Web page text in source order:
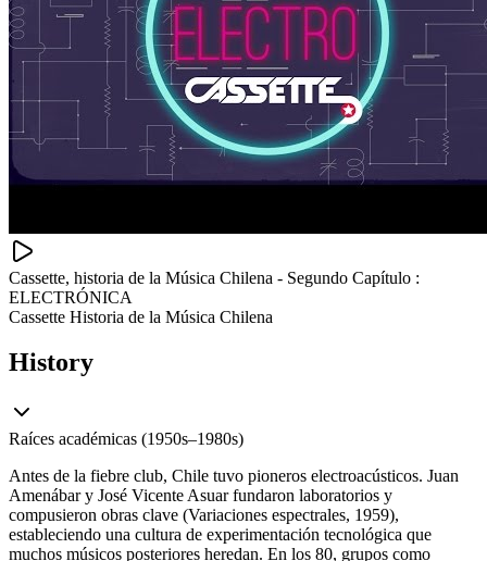
Cassette, historia de la Música Chilena - Segundo Capítulo :
ELECTRÓNICA
Cassette Historia de la Música Chilena
History
Raíces académicas (1950s–1980s)
Antes de la fiebre club, Chile tuvo pioneros electroacústicos. Juan
Amenábar y José Vicente Asuar fundaron laboratorios y
compusieron obras clave (Variaciones espectrales, 1959),
estableciendo una cultura de experimentación tecnológica que
muchos músicos posteriores heredan. En los 80, grupos como